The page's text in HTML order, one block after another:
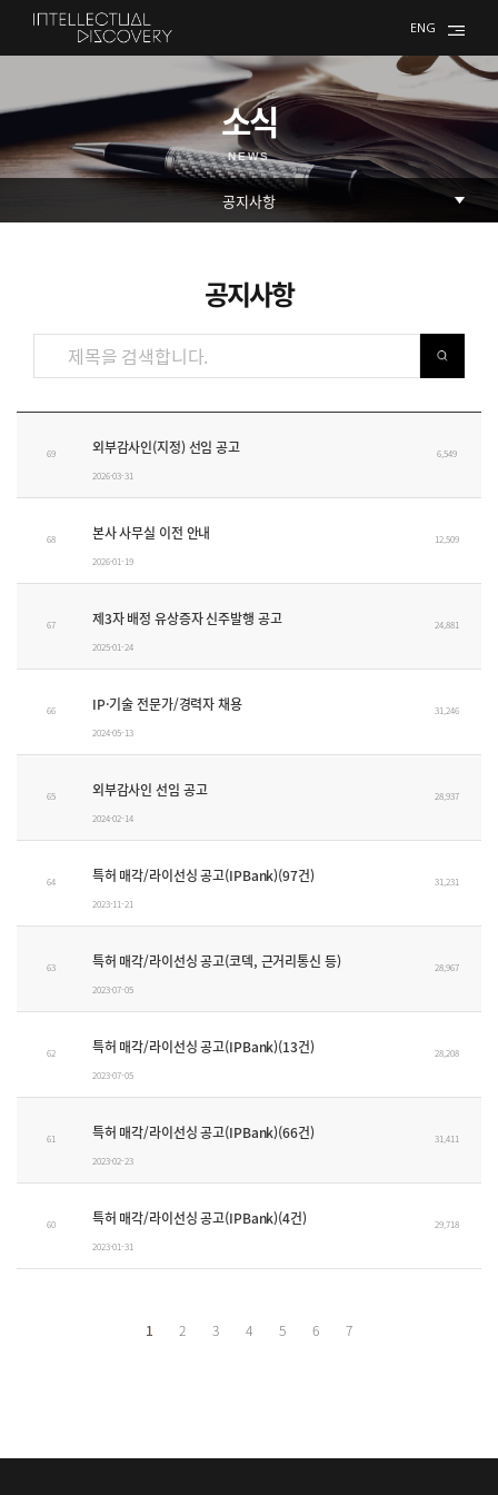
ENG
소식
NEWS
공지사항
69 외부감사인(지정) 선임 공고
2026-03-31
6,549
68 본사 사무실 이전 안내
2026-01-19
12,509
67 제3자 배정 유상증자 신주발행 공고
2025-01-24
24,881
66 IP·기술 전문가/경력자 채용
2024-05-13
31,246
65 외부감사인 선임 공고
2024-02-14
28,937
64 특허 매각/라이선싱 공고(IPBank)(97건)
2023-11-21
31,231
63 특허 매각/라이선싱 공고(코덱, 근거리통신 등)
2023-07-05
28,967
62 특허 매각/라이선싱 공고(IPBank)(13건)
2023-07-05
28,208
61 특허 매각/라이선싱 공고(IPBank)(66건)
2023-02-23
31,411
60 특허 매각/라이선싱 공고(IPBank)(4건)
2023-01-31
29,718
1 2 3 4 5 6 7